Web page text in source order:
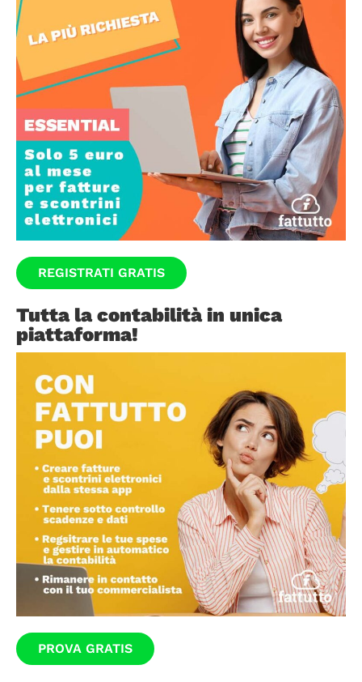
REGISTRATI GRATIS
Tutta la contabilità in unica
piattaforma!
PROVA GRATIS